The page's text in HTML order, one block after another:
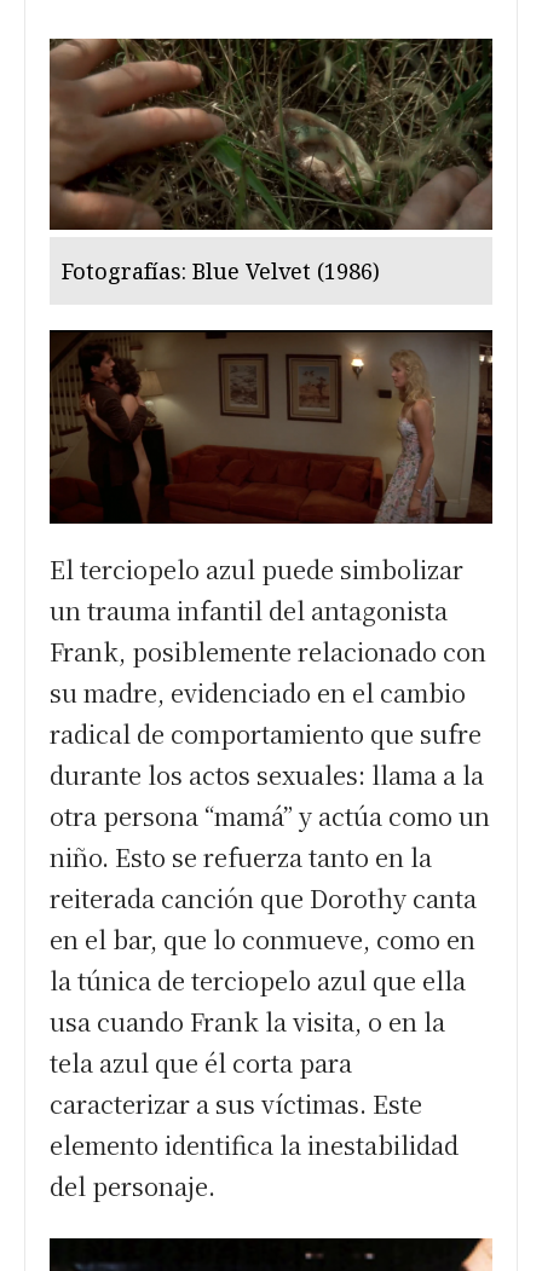
Fotografías: Blue Velvet (1986)
El terciopelo azul puede simbolizar
un trauma infantil del antagonista
Frank, posiblemente relacionado con
su madre, evidenciado en el cambio
radical de comportamiento que sufre
durante los actos sexuales: llama a la
otra persona “mamá” y actúa como un
niño. Esto se refuerza tanto en la
reiterada canción que Dorothy canta
en el bar, que lo conmueve, como en
la túnica de terciopelo azul que ella
usa cuando Frank la visita, o en la
tela azul que él corta para
caracterizar a sus víctimas. Este
elemento identifica la inestabilidad
del personaje.